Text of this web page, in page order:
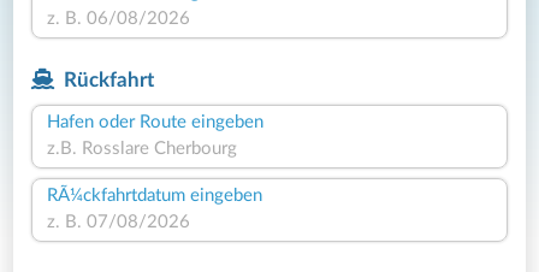
Rückfahrt
Hafen oder Route eingeben
RÃ¼ckfahrtdatum eingeben